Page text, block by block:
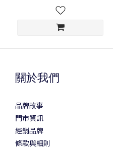
關於我們
品牌故事
門市資訊
經銷品牌
條款與細則